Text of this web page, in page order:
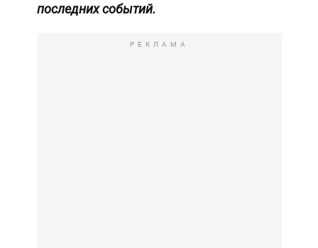
последних событий.
РЕКЛАМА